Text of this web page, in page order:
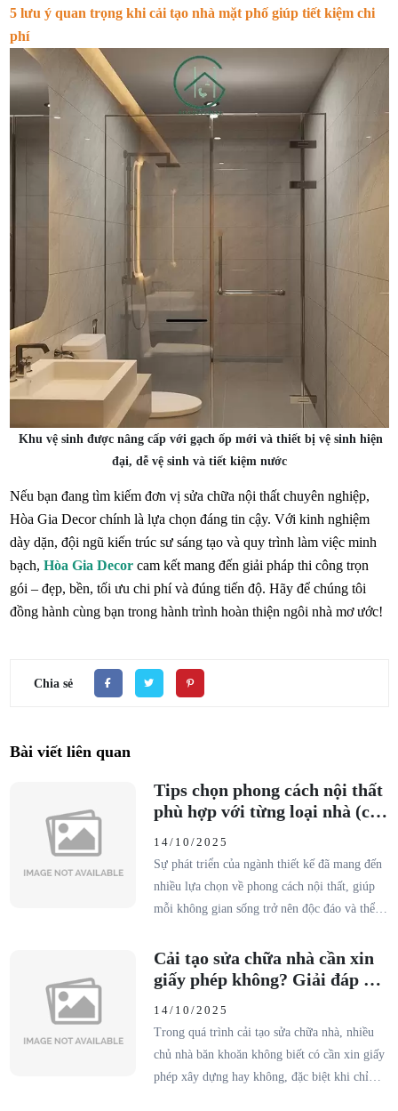
5 lưu ý quan trọng khi cải tạo nhà mặt phố giúp tiết kiệm chi
phí
Khu vệ sinh được nâng cấp với gạch ốp mới và thiết bị vệ sinh hiện
đại, dễ vệ sinh và tiết kiệm nước
Nếu bạn đang tìm kiếm đơn vị sửa chữa nội thất chuyên nghiệp,
Hòa Gia Decor chính là lựa chọn đáng tin cậy. Với kinh nghiệm
dày dặn, đội ngũ kiến trúc sư sáng tạo và quy trình làm việc minh
bạch, Hòa Gia Decorcam kết mang đến giải pháp thi công trọn
gói – đẹp, bền, tối ưu chi phí và đúng tiến độ. Hãy để chúng tôi
đồng hành cùng bạn trong hành trình hoàn thiện ngôi nhà mơ ước!
Chia sẻ
Bài viết liên quan
Tips chọn phong cách nội thất
phù hợp với từng loại nhà (căn
14/10/2025
Sự phát triển của ngành thiết kế đã mang đến
nhiều lựa chọn về phong cách nội thất, giúp
mỗi không gian sống trở nên độc đáo và thể
vô vàn xu hướng, việc xác định phong cách
nội thất phù hợp với từng loại nhà – căn hộ,
những xu hướng nổi bật và bí quyết chọn
phong cách thiết kế chuẩn gu, bền đẹp theo
thời gian.
Cải tạo sửa chữa nhà cần xin
giấy phép không? Giải đáp chi
14/10/2025
Trong quá trình cải tạo sửa chữa nhà, nhiều
chủ nhà băn khoăn không biết có cần xin giấy
phép xây dựng hay không, đặc biệt khi chỉ